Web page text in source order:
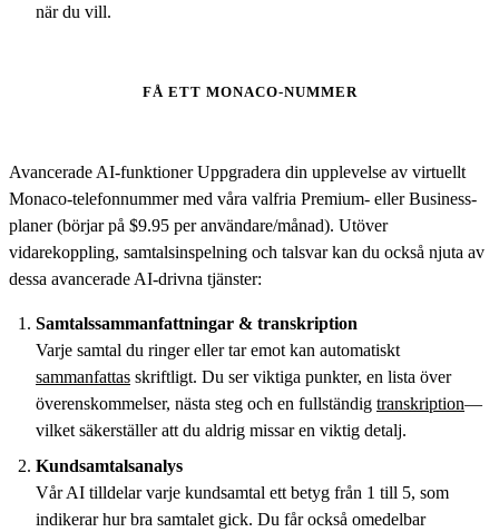
när du vill.
FÅ ETT MONACO-NUMMER
Avancerade AI-funktioner Uppgradera din upplevelse av virtuellt
Monaco-telefonnummer med våra valfria Premium- eller Business-
planer (börjar på $9.95 per användare/månad). Utöver
vidarekoppling, samtalsinspelning och talsvar kan du också njuta av
dessa avancerade AI-drivna tjänster:
Samtalssammanfattningar & transkription
Varje samtal du ringer eller tar emot kan automatiskt
sammanfattas skriftligt. Du ser viktiga punkter, en lista över
överenskommelser, nästa steg och en fullständig transkription—
vilket säkerställer att du aldrig missar en viktig detalj.
Kundsamtalsanalys
Vår AI tilldelar varje kundsamtal ett betyg från 1 till 5, som
indikerar hur bra samtalet gick. Du får också omedelbar